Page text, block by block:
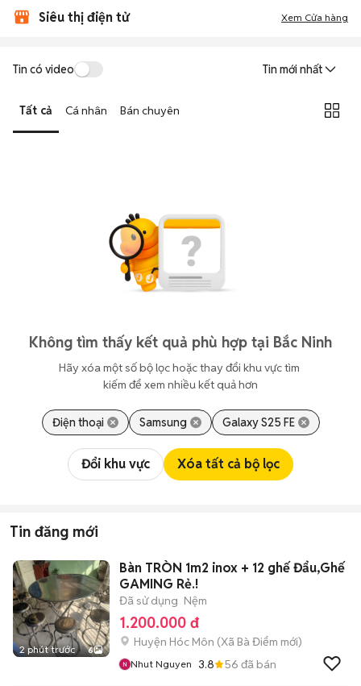
Bắc Ninh từ nhiều cá nhân muốn lên đời máy, mang đến đa dạng sự lựa
chọn về tình trạng bảo hành, hình thức máy và màu sắc.
đánh giá chính xác hiệu năng thực tế của máy so với mô tả trên
Mua bán linh hoạt: Hai bên có thể chủ động thỏa thuận giá cả và
địa điểm giao nhận, chốt giao dịch nhanh chóng khi đạt được
Siêu thị điện tử Xem Cửa hàng
Tin có video Tin mới nhất
Tất cả Cá nhân Bán chuyên
Không tìm thấy kết quả phù hợp tại Bắc Ninh
Hãy xóa một số bộ lọc hoặc thay đổi khu vực tìm
kiếm để xem nhiều kết quả hơn
Điện thoại Samsung Galaxy S25 FE
Đổi khu vực Xóa tất cả bộ lọc
Tin đăng mới
2 phút trước 6
Bàn TRÒN 1m2 inox + 12 ghế Đẩu,Ghế
GAMING Rẻ.!
Đã sử dụng Nệm
1.200.000 đ
Huyện Hóc Môn (Xã Bà Điểm mới)
Nhut Nguyen 3.8 56 đã bán